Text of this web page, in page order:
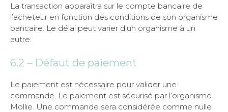
La transaction apparaîtra sur le compte bancaire de
l’acheteur en fonction des conditions de son organisme
bancaire. Le délai peut varier d’un organisme à un
autre.
6.2 – Défaut de paiement
Le paiement est nécessaire pour valider une
commande. Le paiement est sécurisé par l’organisme
Mollie. Une commande sera considérée comme nulle